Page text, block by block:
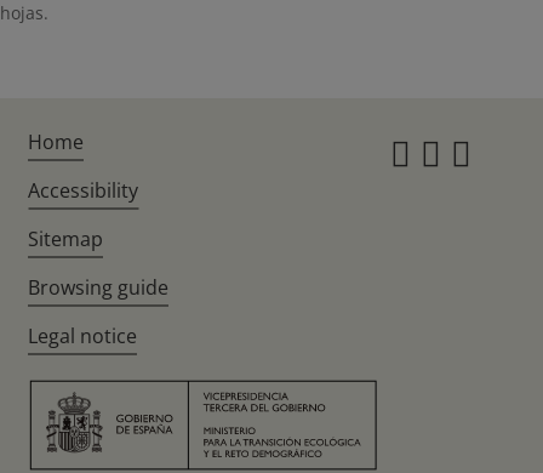
hojas.
Home
Accessibility
Sitemap
Browsing guide
Legal notice